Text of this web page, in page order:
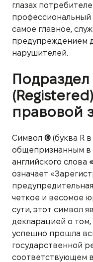
глазах
профессиональный
самое главное,
предупреждением
нарушителей.
правовой
Символ ® (буква R
общепризнанным
английского слова
означает
четкое и весомое
сути, этот символ
декларацией о том,
успешно прошла
государственной
соответствующем